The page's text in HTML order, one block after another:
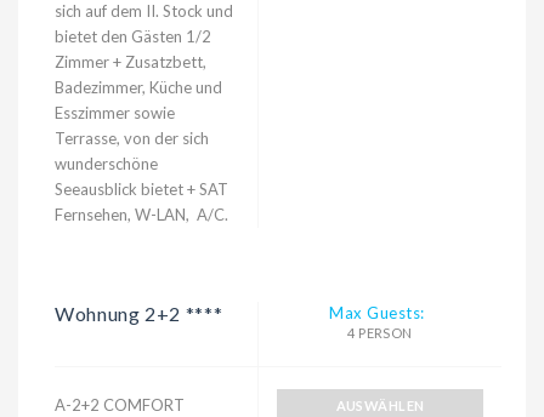
sich auf dem II. Stock und
bietet den Gästen 1/2
Zimmer + Zusatzbett,
Badezimmer, Küche und
Esszimmer sowie
Terrasse, von der sich
wunderschöne
Seeausblick bietet + SAT
Fernsehen, W-LAN, A/C.
Wohnung 2+2 **** Max Guests:
4 PERSON
A-2+2 COMFORT
AUSWÄHLEN